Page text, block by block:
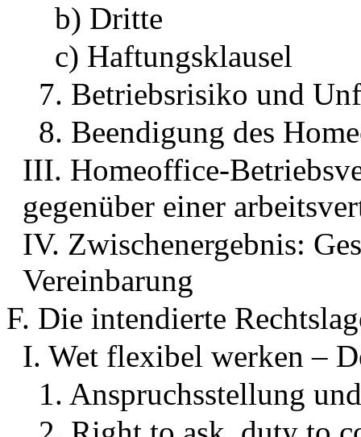
b) Dritte
c) Haftungsklausel
7. Betriebsrisiko und
8. Beendigung des
III. Homeoffice-
gegenüber einer
IV. Zwischenergebnis:
Vereinbarung
F. Die intendierte
I. Wet flexibel werken –
1. Anspruchsstellung